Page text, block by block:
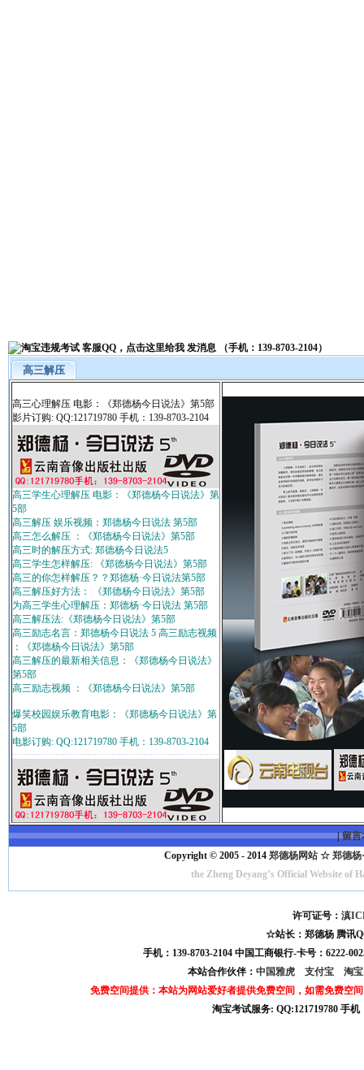
高三解压
高三心理解压 电影：《郑德杨今日说法》第5部
影片订购: QQ:121719780 手机：139-8703-2104
高三学生心理解压 电影：《郑德杨今日说法》第
5部
高三解压 娱乐视频：郑德杨今日说法 第5部
高三怎么解压 ：《郑德杨今日说法》第5部
高三时的解压方式: 郑德杨今日说法5
高三学生怎样解压: 《郑德杨今日说法》第5部
高三的你怎样解压？？郑德杨·今日说法第5部
高三解压好方法： 《郑德杨今日说法》第5部
为高三学生心理解压：郑德杨·今日说法 第5部
高三解压法:《郑德杨今日说法》第5部
高三励志名言：郑德杨今日说法 5 高三励志视频
：《郑德杨今日说法》第5部
高三解压的最新相关信息：《郑德杨今日说法》
第5部
高三励志视频 ：《郑德杨今日说法》第5部
爆笑校园娱乐教育电影：《郑德杨今日说法》第
5部
电影订购: QQ:121719780 手机：139-8703-2104
|留言
Copyright © 2005 - 2014 郑德杨网站 ☆ 郑德杨
the Zheng Deyang’s Official Website
许可证号：滇
☆站长：郑德杨 腾讯
手机：139-8703-2104 中国工商银行-卡号：6222-
本站合作伙伴： 中国雅虎 支付宝
淘
免费空间提供：本站为网站爱好者提供免费空间，如需免费空
淘宝考试服务: QQ:121719780 手